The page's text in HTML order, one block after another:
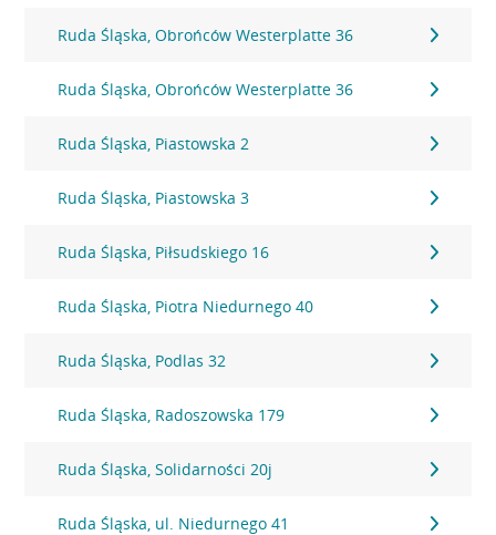
Ruda Śląska, Obrońców Westerplatte 36
Ruda Śląska, Obrońców Westerplatte 36
Ruda Śląska, Piastowska 2
Ruda Śląska, Piastowska 3
Ruda Śląska, Piłsudskiego 16
Ruda Śląska, Piotra Niedurnego 40
Ruda Śląska, Podlas 32
Ruda Śląska, Radoszowska 179
Ruda Śląska, Solidarności 20j
Ruda Śląska, ul. Niedurnego 41